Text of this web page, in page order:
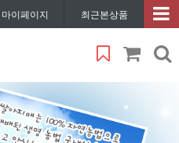
마이페이지 최근본상품